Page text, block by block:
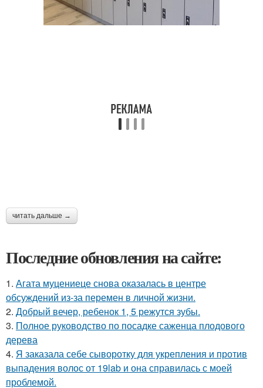
читать дальше →
Последние обновления на сайте:
1. Агата муцениеце снова оказалась в центре
обсуждений из-за перемен в личной жизни.
2. Добрый вечер, ребенок 1, 5 режутся зубы.
3. Полное руководство по посадке саженца плодового
дерева
4. Я заказала себе сыворотку для укрепления и против
выпадения волос от 19lab и она справилась с моей
проблемой.